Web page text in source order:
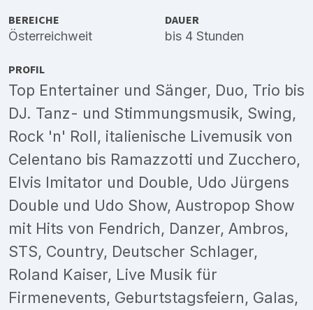
BEREICHE
Österreichweit
DAUER
bis 4 Stunden
PROFIL
Top Entertainer und Sänger, Duo, Trio bis
DJ. Tanz- und Stimmungsmusik, Swing,
Rock 'n' Roll, italienische Livemusik von
Celentano bis Ramazzotti und Zucchero,
Elvis Imitator und Double, Udo Jürgens
Double und Udo Show, Austropop Show
mit Hits von Fendrich, Danzer, Ambros,
STS, Country, Deutscher Schlager,
Roland Kaiser, Live Musik für
Firmenevents, Geburtstagsfeiern, Galas,